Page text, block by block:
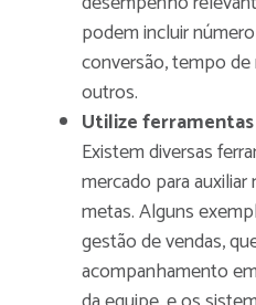
podem incluir
conversão, tempo
outros.
Utilize
Existem diversas
mercado para
metas. Alguns
gestão de vendas,
acompanhamento